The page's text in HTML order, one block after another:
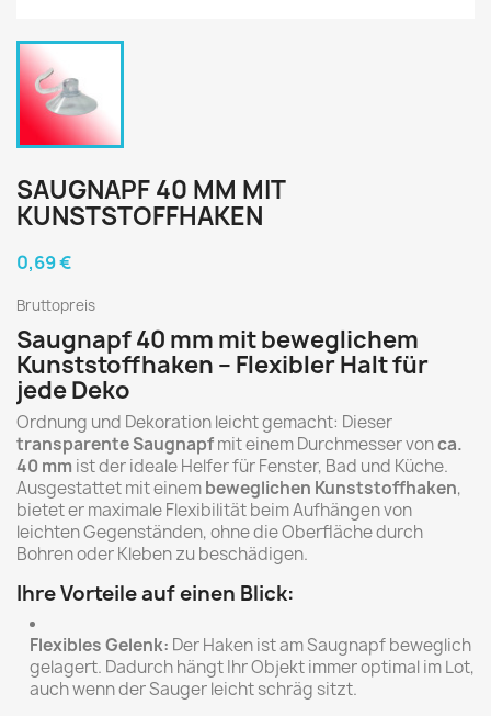
SAUGNAPF 40 MM MIT
KUNSTSTOFFHAKEN
0,69 €
Bruttopreis
Saugnapf 40 mm mit beweglichem
Kunststoffhaken – Flexibler Halt für
jede Deko
Ordnung und Dekoration leicht gemacht: Dieser
transparente Saugnapfmit einem Durchmesser vonca.
40 mm ist der ideale Helfer für Fenster, Bad und Küche.
Ausgestattet mit einembeweglichen Kunststoffhaken,
bietet er maximale Flexibilität beim Aufhängen von
leichten Gegenständen, ohne die Oberfläche durch
Bohren oder Kleben zu beschädigen.
Ihre Vorteile auf einen Blick:
Flexibles Gelenk: Der Haken ist am Saugnapf beweglich
gelagert. Dadurch hängt Ihr Objekt immer optimal im Lot,
auch wenn der Sauger leicht schräg sitzt.